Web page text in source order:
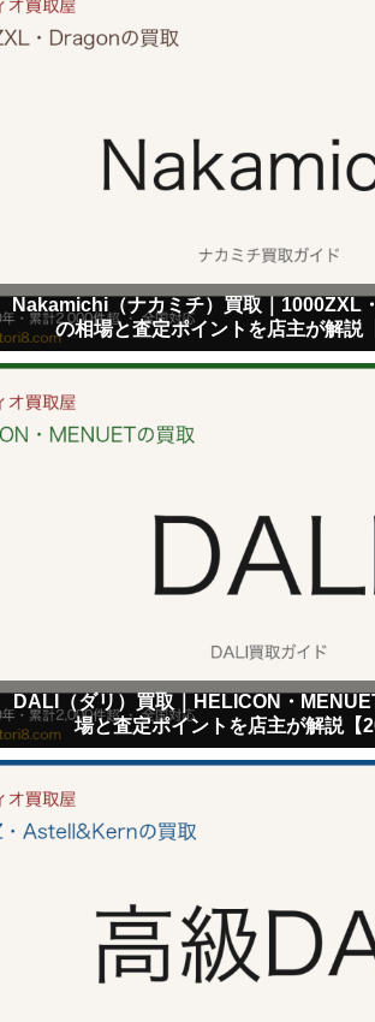
Nakamichi（ナカミチ）買取｜1000ZXL
の相場と査定ポイントを店主が解説
DALI（ダリ）買取｜HELICON・
場と査定ポイントを店主が解説【